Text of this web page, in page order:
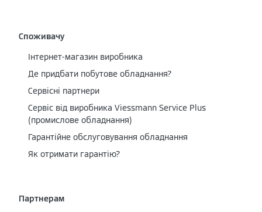
Споживачу
Інтернет-магазин виробника
Де придбати побутове обладнання?
Сервісні партнери
Cервіс від виробника Viessmann Service Plus
(промислове обладнання)
Гарантійне обслуговування обладнання
Як отримати гарантію?
Партнерам